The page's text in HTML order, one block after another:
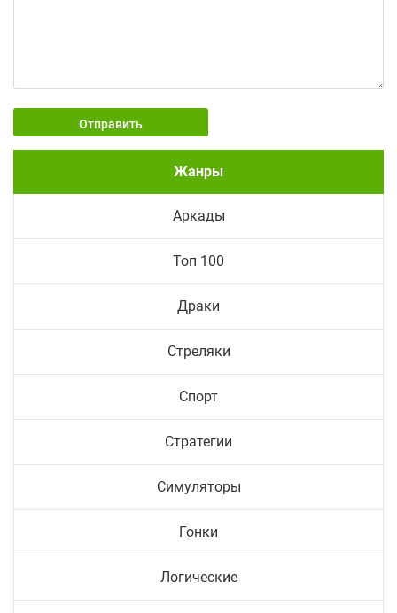
Отправить
Жанры
Аркады
Топ 100
Драки
Стреляки
Спорт
Стратегии
Симуляторы
Гонки
Логические